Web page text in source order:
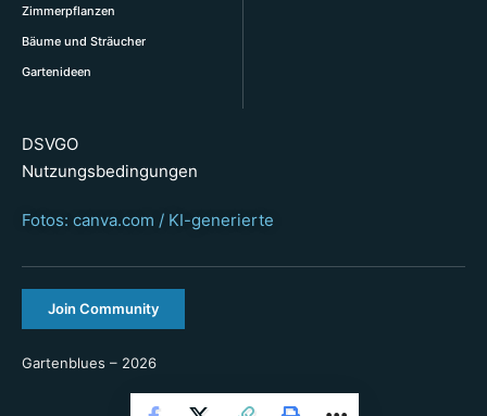
Zimmerpflanzen
Bäume und Sträucher
Gartenideen
DSVGO
Nutzungsbedingungen
Fotos: canva.com / KI-generierte
Join Community
Gartenblues – 2026